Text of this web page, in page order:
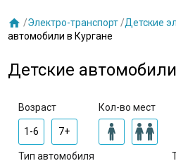
 /Электро-транспорт /Детские
автомобили в Кургане
Детские
Возраст
1-6 7+
Кол-во мест
Тип автомобиля